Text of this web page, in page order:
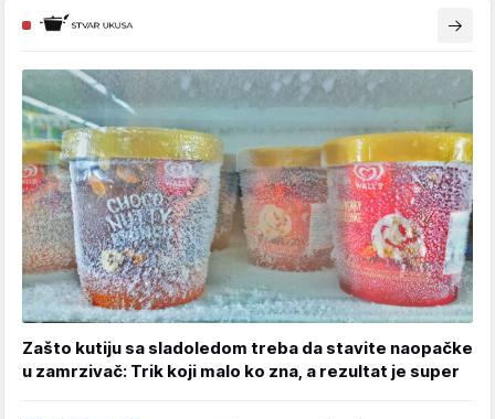
Zašto kutiju sa sladoledom treba da stavite naopačke
u zamrzivač: Trik koji malo ko zna, a rezultat je super